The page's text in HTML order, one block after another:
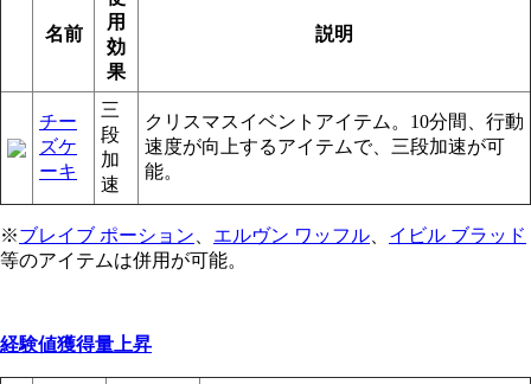
名前
用
効
果
説明
チー
ズケ
ーキ
三
段
加
速
クリスマスイベントアイテム。10分間、行動
速度が向上するアイテムで、三段加速が可
能。
※ブレイブ ポーション エルヴン ワッフル
イビル ブラッド
等のアイテムは併用が可能。
経験値獲得量上昇